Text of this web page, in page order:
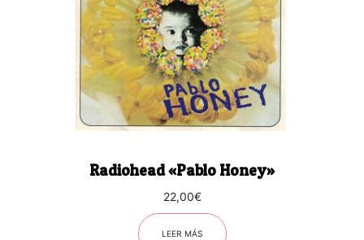
Radiohead «Pablo Honey»
22,00€
LEER MÁS